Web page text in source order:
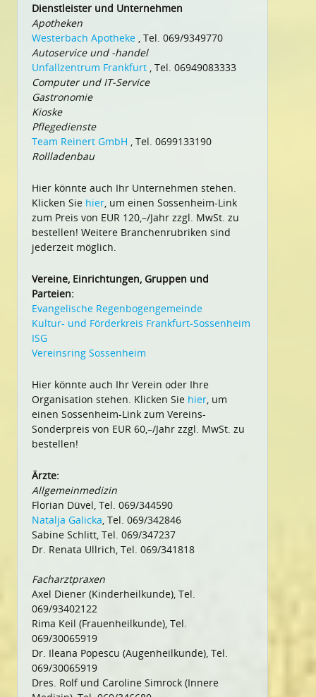
Dienstleister und Unternehmen
Apotheken
Westerbach Apotheke , Tel. 069/9349770
Autoservice und -handel
Unfallzentrum Frankfurt , Tel. 06949083333
Computer und IT-Service
Gastronomie
Kioske
Pflegedienste
Team Reinert GmbH , Tel. 0699133190
Rollladenbau
Hier könnte auch Ihr Unternehmen stehen.
Klicken Sie hier , um einen Sossenheim-Link
zum Preis von EUR 120,–/Jahr zzgl. MwSt. zu
bestellen! Weitere Branchenrubriken sind
jederzeit möglich.
Vereine, Einrichtungen, Gruppen und
Parteien:
Evangelische Regenbogengemeinde
Kultur- und Förderkreis Frankfurt-Sossenheim
ISG
Vereinsring Sossenheim
Hier könnte auch Ihr Verein oder Ihre
Organisation stehen. Klicken Sie hier , um
einen Sossenheim-Link zum Vereins-
Sonderpreis von EUR 60,–/Jahr zzgl. MwSt. zu
bestellen!
Ärzte:
Allgemeinmedizin
Florian Düvel, Tel. 069/344590
Natalja Galicka , Tel. 069/342846
Sabine Schlitt, Tel. 069/347237
Dr. Renata Ullrich, Tel. 069/341818
Facharztpraxen
Axel Diener (Kinderheilkunde), Tel.
069/93402122
Rima Keil (Frauenheilkunde), Tel.
069/30065919
Dr. Ileana Popescu (Augenheilkunde), Tel.
069/30065919
Dres. Rolf und Caroline Simrock (Innere